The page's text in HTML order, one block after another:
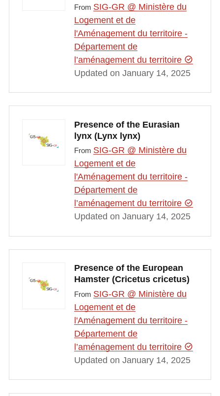
From SIG-GR @ Ministère du
Logement et de
l'Aménagement du territoire -
Département de
l’aménagement du territoire
Updated on January 14, 2025
Presence of the Eurasian
lynx (Lynx lynx)
From SIG-GR @ Ministère du
Logement et de
l'Aménagement du territoire -
Département de
l’aménagement du territoire
Updated on January 14, 2025
Presence of the European
Hamster (Cricetus cricetus)
From SIG-GR @ Ministère du
Logement et de
l'Aménagement du territoire -
Département de
l’aménagement du territoire
Updated on January 14, 2025